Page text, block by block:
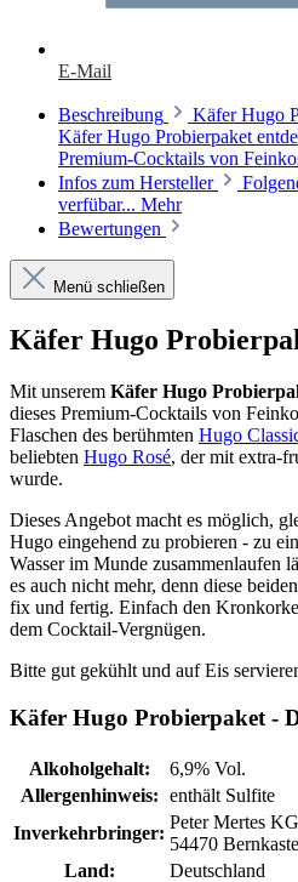
E-Mail
Beschreibung
Käfer Hugo
Käfer Hugo Probierpaket
Premium-Cocktails von
Infos zum Hersteller
verfübar... Mehr
Bewertungen
Menü schließen
Käfer Hugo
Mit unserem Käfer Hugo
dieses Premium-Cocktails von
Flaschen des berühmten Hugo
beliebten Hugo Rosé, der mit extra-
wurde.
Dieses Angebot macht es möglich,
Hugo eingehend zu probieren - zu
Wasser im Munde zusammenlaufen
es auch nicht mehr, denn diese
fix und fertig. Einfach den
dem Cocktail-Vergnügen.
Bitte gut gekühlt und auf Eis
Käfer Hugo Probierpaket -
Alkoholgehalt:
6,9% Vol.
Allergenhinweis: enthält Sulfite
Inverkehrbringer:
Peter Mertes
54470
Land:
Deutschland